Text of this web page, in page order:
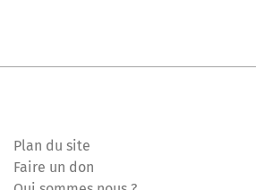
Plan du site
Faire un don